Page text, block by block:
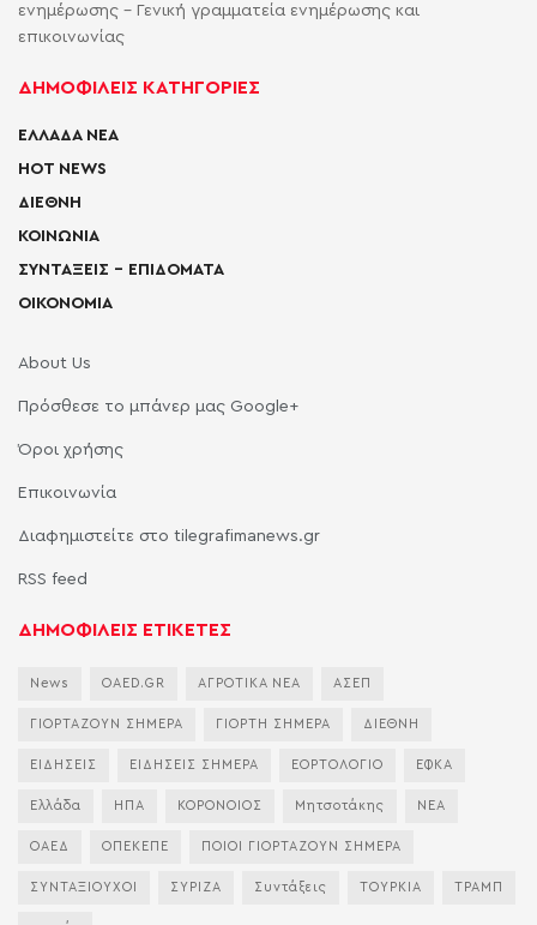
ενημέρωσης - Γενική γραμματεία ενημέρωσης και
επικοινωνίας
ΔΗΜΟΦΙΛΕΙΣ ΚΑΤΗΓΟΡΙΕΣ
ΕΛΛΑΔΑ ΝΕΑ
HOT NEWS
ΔΙΕΘΝΗ
ΚΟΙΝΩΝΙΑ
ΣΥΝΤΑΞΕΙΣ – ΕΠΙΔΟΜΑΤΑ
ΟΙΚΟΝΟΜΙΑ
About Us
Πρόσθεσε το μπάνερ μας Google+
Όροι χρήσης
Επικοινωνία
Διαφημιστείτε στο tilegrafimanews.gr
RSS feed
ΔΗΜΟΦΙΛΕΙΣ ΕΤΙΚΕΤΕΣ
News OAED.GR ΑΓΡΟΤΙΚΑ ΝΕΑ ΑΣΕΠ
ΓΙΟΡΤΑΖΟΥΝ ΣΗΜΕΡΑ ΓΙΟΡΤΗ ΣΗΜΕΡΑ ΔΙΕΘΝΗ
ΕΙΔΗΣΕΙΣ ΕΙΔΗΣΕΙΣ ΣΗΜΕΡΑ ΕΟΡΤΟΛΟΓΙΟ ΕΦΚΑ
Ελλάδα ΗΠΑ ΚΟΡΟΝΟΙΟΣ Μητσοτάκης ΝΕΑ
ΟΑΕΔ ΟΠΕΚΕΠΕ ΠΟΙΟΙ ΓΙΟΡΤΑΖΟΥΝ ΣΗΜΕΡΑ
ΣΥΝΤΑΞΙΟΥΧΟΙ ΣΥΡΙΖΑ Συντάξεις ΤΟΥΡΚΙΑ ΤΡΑΜΠ